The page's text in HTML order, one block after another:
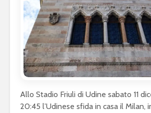
Allo Stadio Friuli di Udine sabato 11
20:45 l’Udinese sfida in casa il Milan,